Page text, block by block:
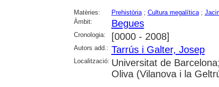
Matèries: Prehistòria; Cultura megalítica;
Àmbit:
Begues
Cronologia: [0000 - 2008]
Autors add.: Tarrús i Galter, Josep
Localització: Universitat de
Oliva (Vilanova i la